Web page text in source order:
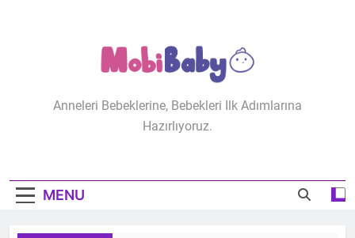
MobiBaby
Anneleri Bebeklerine, Bebekleri Ilk Adımlarına
Hazırlıyoruz.
MENU